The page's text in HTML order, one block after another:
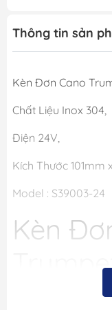
Thông tin sản
Kèn Đơn Cano
Chất Liệu Inox 304,
Điện 24V,
Kích Thước 101mm
Model : S39003-24
Kèn
(24V):